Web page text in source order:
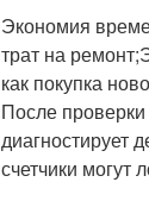
Экономия
трат на
как покупка
После
диагностирует
счетчики могут